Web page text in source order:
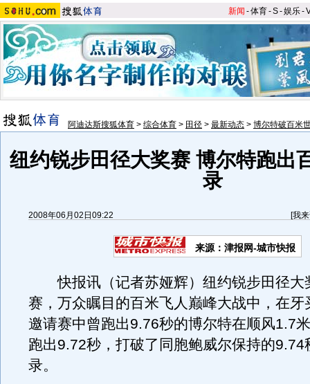
新闻 -体育-S-娱乐-
阿迪达斯搜狐体育 > 综合体育 > 田径 > 最新动态 > 博尔特破百米
纽约锐步田径大奖赛 博尔特跑出
录
2008年06月02日09:22 [我
来源：津报网-城市快报
快报讯（记者苏娅辉）纽约锐步田径大
赛，万众瞩目的百米飞人巅峰大战中，在牙
邀请赛中曾跑出9.76秒的博尔特在顺风1.7
跑出9.72秒，打破了同胞鲍威尔保持的9.74
录。